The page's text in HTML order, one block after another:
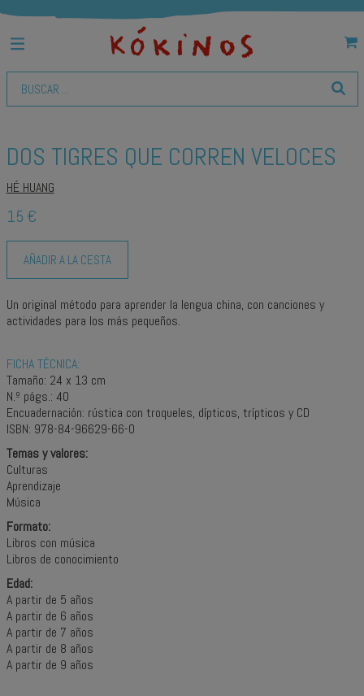
DOS TIGRES QUE CORREN VELOCES
HÉ HUANG
15 €
AÑADIR A LA CESTA
Un original método para aprender la lengua china, con canciones y
actividades para los más pequeños.
FICHA TÉCNICA:
Tamaño: 24 x 13 cm
N.º págs.: 40
Encuadernación: rústica con troqueles, dípticos, trípticos y CD
ISBN: 978-84-96629-66-0
Temas y valores:
Culturas
Aprendizaje
Música
Formato:
Libros con música
Libros de conocimiento
Edad:
A partir de 5 años
A partir de 6 años
A partir de 7 años
A partir de 8 años
A partir de 9 años